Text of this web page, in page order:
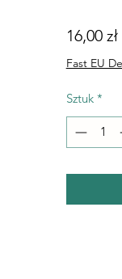
16,00 zł
Fast EU
Sztuk *